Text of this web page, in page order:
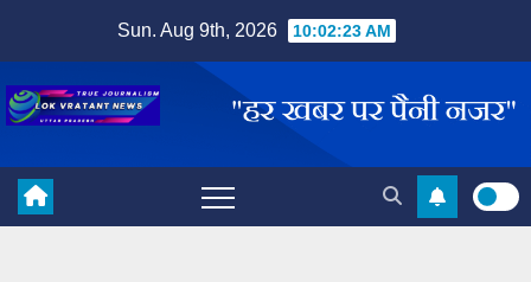
content
Sun. Aug 9th, 2026 10:02:24 AM